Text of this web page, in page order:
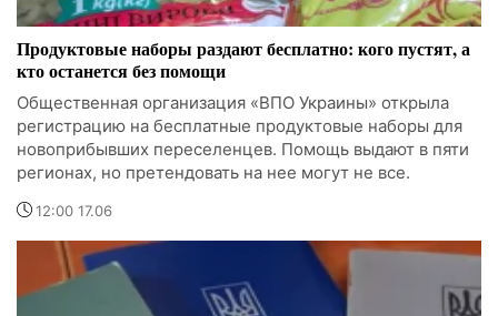
Продуктовые наборы раздают бесплатно: кого пустят, а
кто останется без помощи
Общественная организация «ВПО Украины» открыла
регистрацию на бесплатные продуктовые наборы для
новоприбывших переселенцев. Помощь выдают в пяти
регионах, но претендовать на нее могут не все.
12:00 17.06